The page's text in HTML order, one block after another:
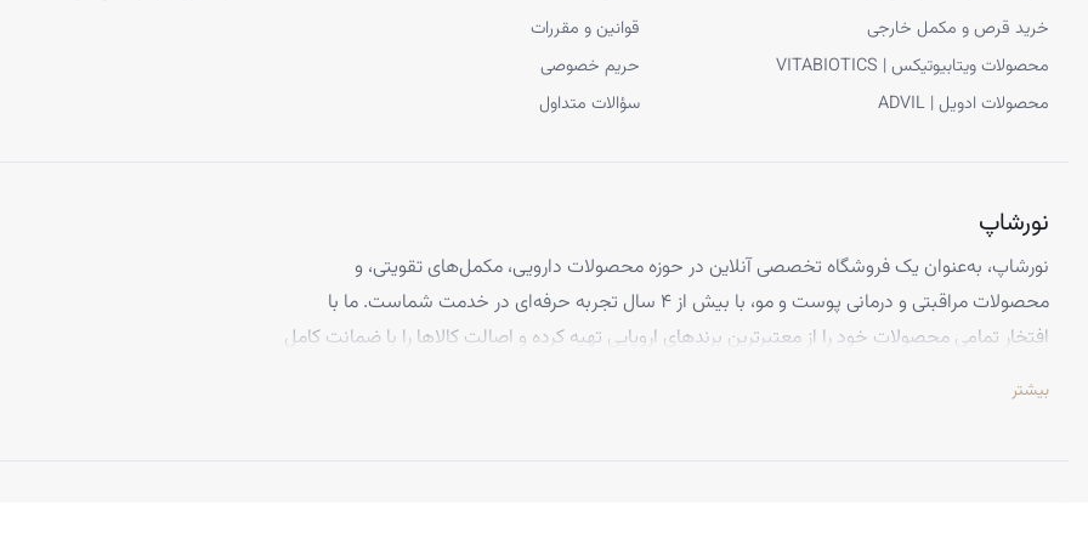
خرید قرص و مکمل خارجی
محصولات ویتابیوتیکس | VITABIOTICS
محصولات ادویل | ADVIL
قوانین و مقررات
حریم خصوصی
سؤالات متداول
نورشاپ
نورشاپ، به‌عنوان یک فروشگاه تخصصی آنلاین در حوزه محصولات دارویی، مکمل‌های تقویتی، و
محصولات مراقبتی و درمانی پوست و مو، با بیش از ۴ سال تجربه حرفه‌ای در خدمت شماست. ما با
افتخار تمامی محصولات خود را از معتبرترین برندهای اروپایی تهیه کرده و اصالت کالاها را با ضمانت کامل
تخصص ما ارائه محصولاتی است که از کیفیت و استانداردهای برتر جهانی برخوردارند، تا بتوانید با
بیشتر